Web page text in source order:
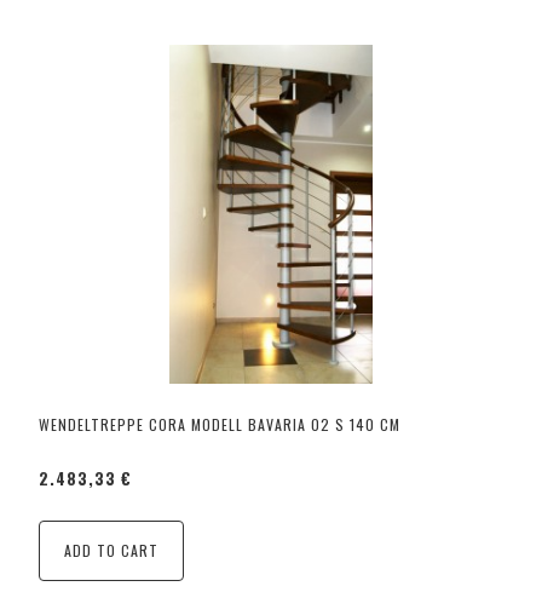
WENDELTREPPE CORA MODELL BAVARIA 02 S 140 CM
2.483,33 €
ADD TO CART